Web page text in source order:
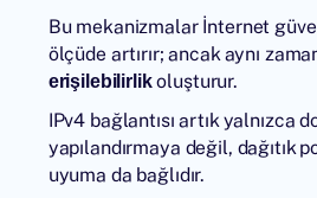
Bu mekanizmalar İnternet
ölçüde artırır; ancak aynı
erişilebilirlikoluşturur.
IPv4 bağlantısı artık yalnızca
yapılandırmaya değil, dağıtık
uyuma da bağlıdır.